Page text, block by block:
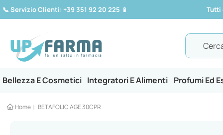
📞 Servizio Clienti: +39 351 92 20 225 📱 Tutti
Bellezza E Cosmetici Integratori E Alimenti Profumi Ed
Home BETAFOLIC AGE 30CPR